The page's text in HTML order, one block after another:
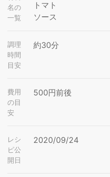
名の
一覧
トマト
ソース
調理
時間
目安
約30分
費用
の目
安
500円前後
レシ
ピ公
開日
2020/09/24